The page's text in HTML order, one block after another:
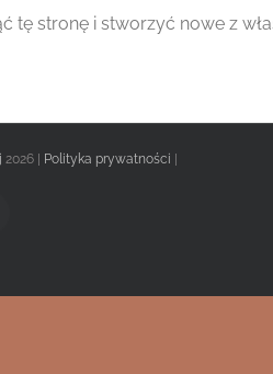
tę stronę i stworzyć nowe z
2026 | Polityka prywatności